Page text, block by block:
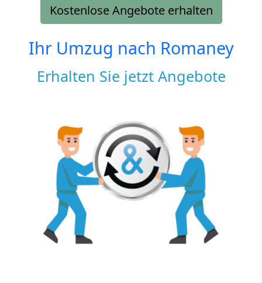
Kostenlose Angebote erhalten
Ihr Umzug nach Romaney
Erhalten Sie jetzt Angebote